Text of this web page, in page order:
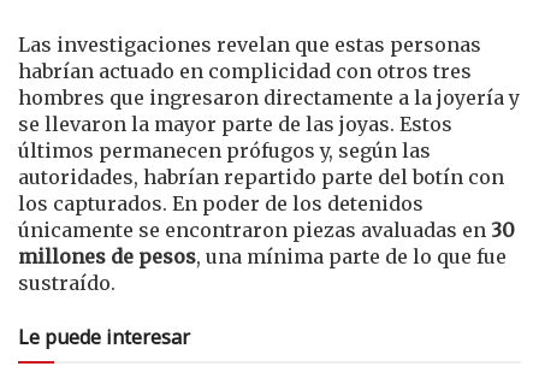
Las investigaciones revelan que estas personas
habrían actuado en complicidad con otros tres
hombres que ingresaron directamente a la joyería y
se llevaron la mayor parte de las joyas. Estos
últimos permanecen prófugos y, según las
autoridades, habrían repartido parte del botín con
los capturados. En poder de los detenidos
únicamente se encontraron piezas avaluadas en 30
millones de pesos, una mínima parte de lo que fue
sustraído.
Le puede interesar